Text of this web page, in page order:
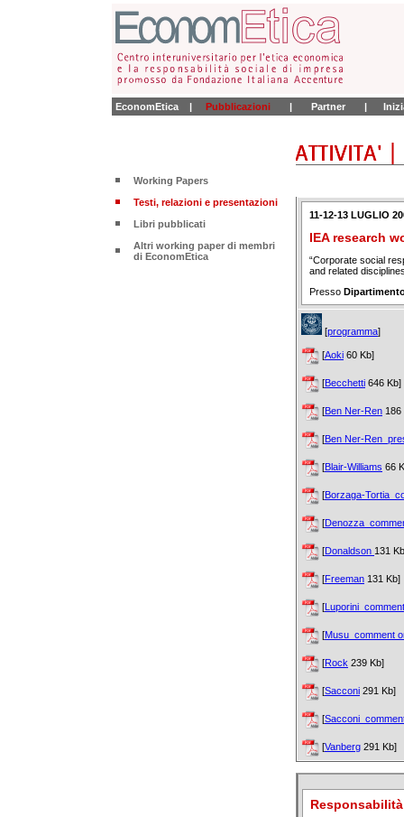
EconomEtica | Pubblicazioni | Partner |
Working Papers
Testi, relazioni e presentazioni
Libri pubblicati
Altri working paper di membri
di EconomEtica
11-12-13 LUGLIO
IEA research
“Corporate social
and related
Presso
[programma]
[Aoki 60 Kb]
[Becchetti 646 Kb]
[Ben Ner-Ren 186
[Ben Ner-
[Blair-Williams 66
[Borzaga-
[
[Donaldson 131
[Freeman 131 Kb]
[
[Musu_comment
[Rock 239 Kb]
[Sacconi 291 Kb]
[
[Vanberg 291 Kb]